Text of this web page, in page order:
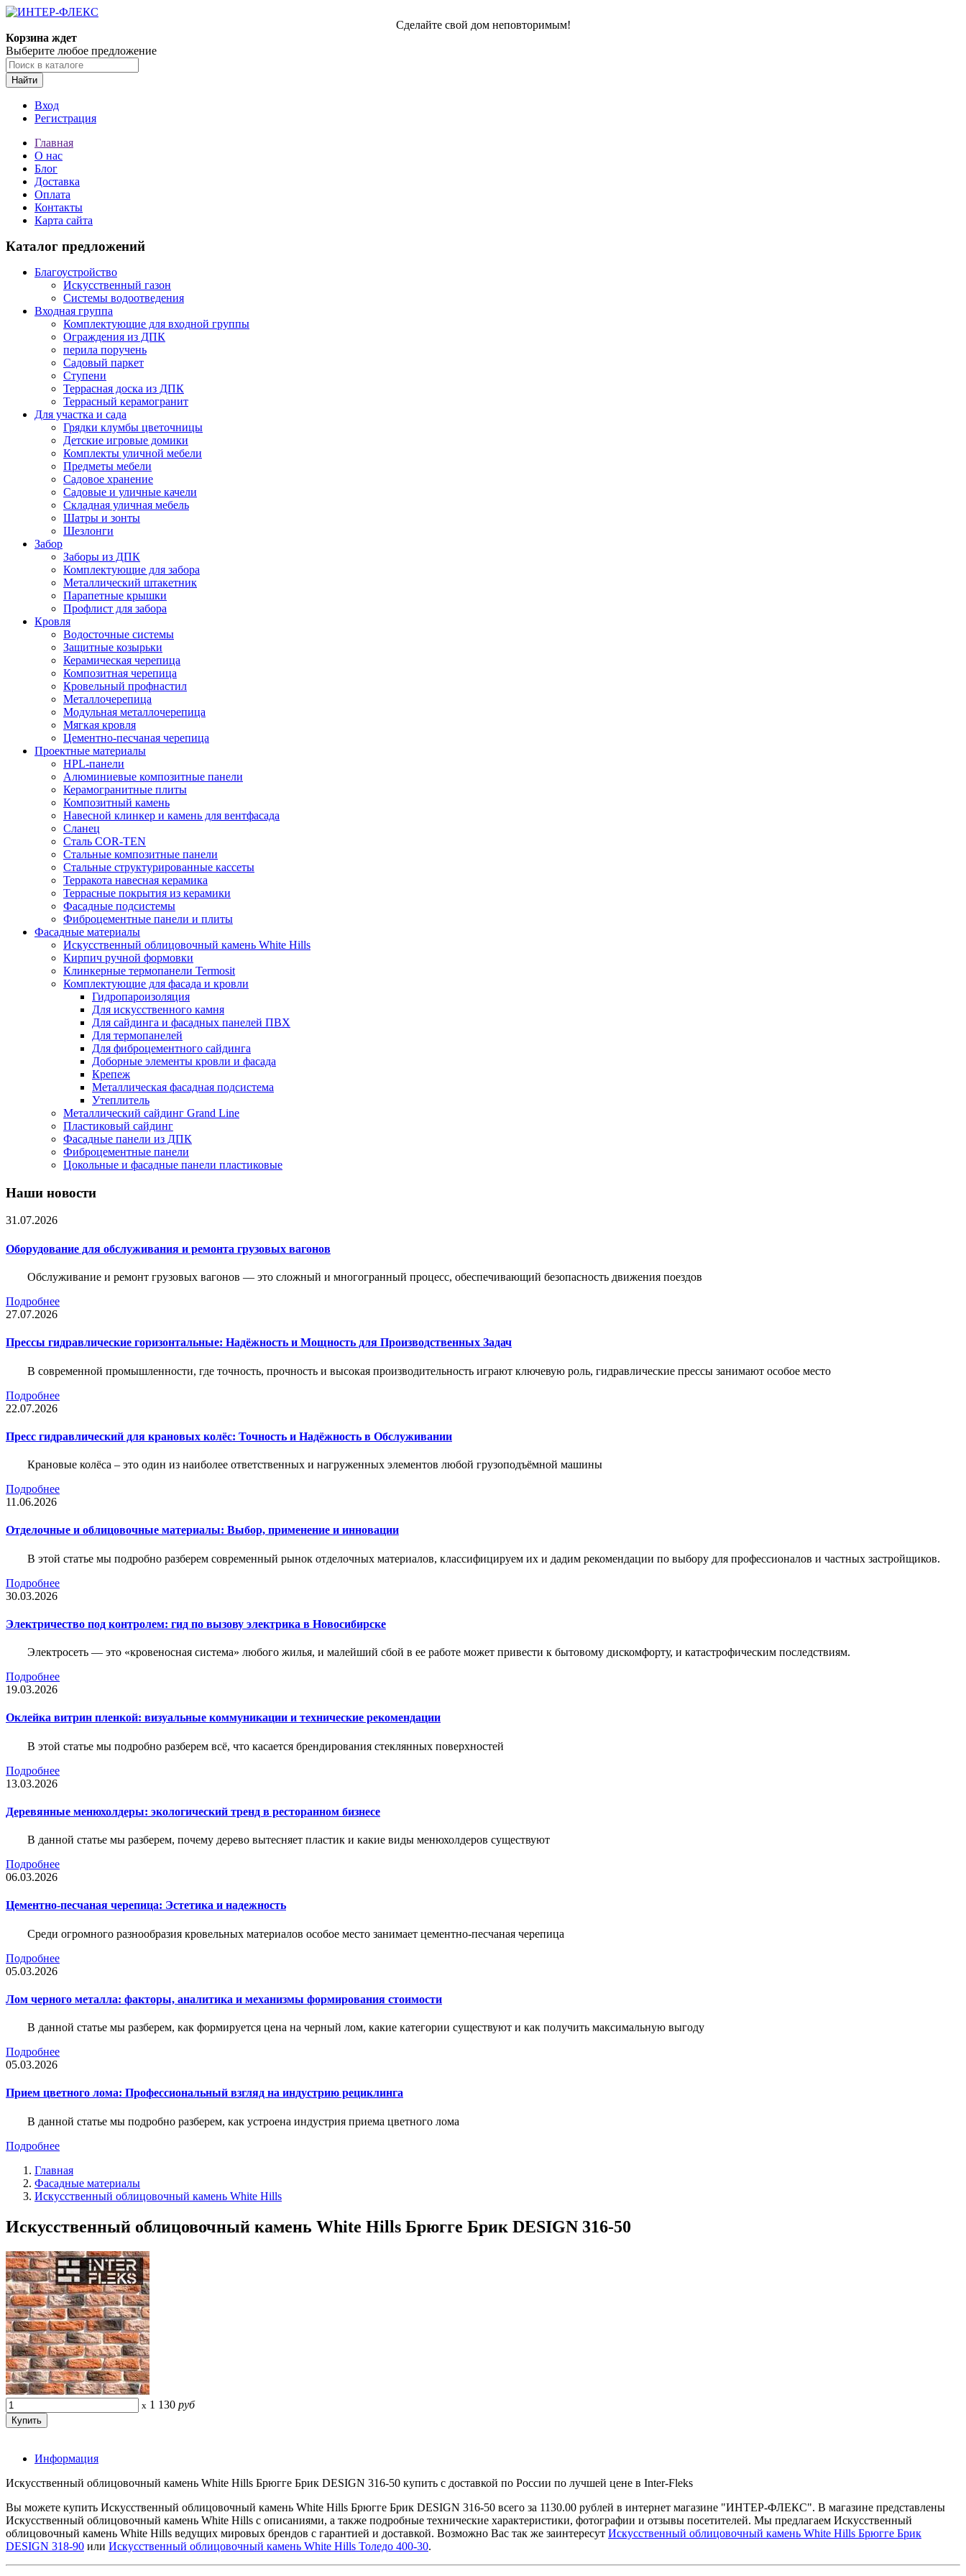
Сделайте свой дом неповторимым!
Корзина ждет
Выберите любое предложение
Найти
Вход
Регистрация
Главная
О нас
Блог
Доставка
Оплата
Контакты
Карта сайта
Каталог предложений
Благоустройство
Искусственный газон
Системы водоотведения
Входная группа
Комплектующие для входной группы
Ограждения из ДПК
перила поручень
Садовый паркет
Ступени
Террасная доска из ДПК
Террасный керамогранит
Для участка и сада
Грядки клумбы цветочницы
Детские игровые домики
Комплекты уличной мебели
Предметы мебели
Садовое хранение
Садовые и уличные качели
Складная уличная мебель
Шатры и зонты
Шезлонги
Забор
Заборы из ДПК
Комплектующие для забора
Металлический штакетник
Парапетные крышки
Профлист для забора
Кровля
Водосточные системы
Защитные козырьки
Керамическая черепица
Композитная черепица
Кровельный профнастил
Металлочерепица
Модульная металлочерепица
Мягкая кровля
Цементно-песчаная черепица
Проектные материалы
HPL-панели
Алюминиевые композитные панели
Керамогранитные плиты
Композитный камень
Навесной клинкер и камень для вентфасада
Сланец
Сталь COR-TEN
Стальные композитные панели
Стальные структурированные кассеты
Терракота навесная керамика
Террасные покрытия из керамики
Фасадные подсистемы
Фиброцементные панели и плиты
Фасадные материалы
Искусственный облицовочный камень White Hills
Кирпич ручной формовки
Клинкерные термопанели Termosit
Комплектующие для фасада и кровли
Гидропароизоляция
Для искусственного камня
Для сайдинга и фасадных панелей ПВХ
Для термопанелей
Для фиброцементного сайдинга
Доборные элементы кровли и фасада
Крепеж
Металлическая фасадная подсистема
Утеплитель
Металлический сайдинг Grand Line
Пластиковый сайдинг
Фасадные панели из ДПК
Фиброцементные панели
Цокольные и фасадные панели пластиковые
Наши новости
31.07.2026
Оборудование для обслуживания и ремонта грузовых вагонов
Обслуживание и ремонт грузовых вагонов — это сложный и многогранный процесс, обеспечивающий безопасность движения поездов
Подробнее
27.07.2026
Прессы гидравлические горизонтальные: Надёжность и Мощность для Производственных Задач
В современной промышленности, где точность, прочность и высокая производительность играют ключевую роль, гидравлические прессы занимают особое место
Подробнее
22.07.2026
Пресс гидравлический для крановых колёс: Точность и Надёжность в Обслуживании
Крановые колёса – это один из наиболее ответственных и нагруженных элементов любой грузоподъёмной машины
Подробнее
11.06.2026
Отделочные и облицовочные материалы: Выбор, применение и инновации
В этой статье мы подробно разберем современный рынок отделочных материалов, классифицируем их и дадим рекомендации по выбору для профессионалов и частных застройщиков.
Подробнее
30.03.2026
Электричество под контролем: гид по вызову электрика в Новосибирске
Электросеть — это «кровеносная система» любого жилья, и малейший сбой в ее работе может привести к бытовому дискомфорту, и катастрофическим последствиям.
Подробнее
19.03.2026
Оклейка витрин пленкой: визуальные коммуникации и технические рекомендации
В этой статье мы подробно разберем всё, что касается брендирования стеклянных поверхностей
Подробнее
13.03.2026
Деревянные менюхолдеры: экологический тренд в ресторанном бизнесе
В данной статье мы разберем, почему дерево вытесняет пластик и какие виды менюхолдеров существуют
Подробнее
06.03.2026
Цементно-песчаная черепица: Эстетика и надежность
Среди огромного разнообразия кровельных материалов особое место занимает цементно-песчаная черепица
Подробнее
05.03.2026
Лом черного металла: факторы, аналитика и механизмы формирования стоимости
В данной статье мы разберем, как формируется цена на черный лом, какие категории существуют и как получить максимальную выгоду
Подробнее
05.03.2026
Прием цветного лома: Профессиональный взгляд на индустрию рециклинга
В данной статье мы подробно разберем, как устроена индустрия приема цветного лома
Подробнее
Главная
Фасадные материалы
Искусственный облицовочный камень White Hills
Искусственный облицовочный камень White Hills Брюгге Брик DESIGN 316-50
x 1 130 руб
Информация
Искусственный облицовочный камень White Hills Брюгге Брик DESIGN 316-50 купить с доставкой по России по лучшей цене в Inter-Fleks
Вы можете купить Искусственный облицовочный камень White Hills Брюгге Брик DESIGN 316-50 всего за 1130.00 рублей в интернет магазине "ИНТЕР-ФЛЕКС". В магазине представлены
Искусственный облицовочный камень White Hills с описаниями, а также подробные технические характеристики, фотографии и отзывы посетителей. Мы предлагаем Искусственный
облицовочный камень White Hills ведущих мировых брендов с гарантией и доставкой. Возможно Вас так же заинтересут Искусственный облицовочный камень White Hills Брюгге Брик
DESIGN 318-90 или Искусственный облицовочный камень White Hills Толедо 400-30.